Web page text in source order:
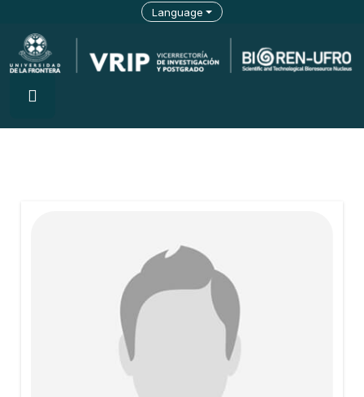
Language